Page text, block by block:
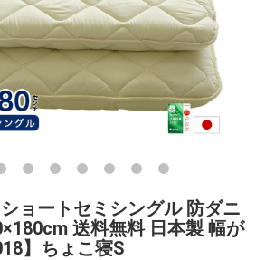
ョートセミシングル 防ダニ
送料無料 日本製 幅が
】ちょこ寝S